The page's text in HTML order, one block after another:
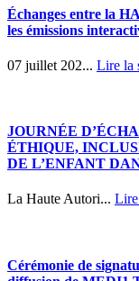
Échanges entre la
les émissions
07 juillet 202... Lire la
JOURNÉE
ÉTHIQUE,
DE L’ENFANT
La Haute Autori...
Cérémonie de